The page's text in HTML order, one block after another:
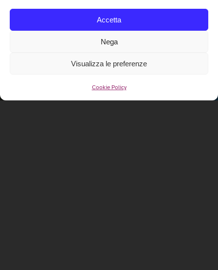
Accetta
Nega
Visualizza le preferenze
Cookie Policy